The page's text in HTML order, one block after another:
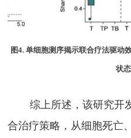
图4. 单细胞测序揭示联合疗法驱动
状
综上所述，该研究开
合治疗策略，从细胞死亡